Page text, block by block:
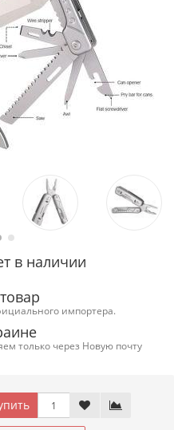
в наличии
импортера.
только через Новую почту